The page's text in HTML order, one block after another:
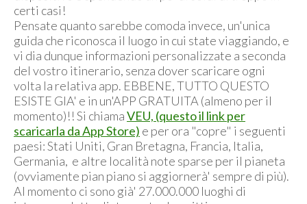
certi casi!
Pensate quanto sarebbe comoda invece, un'unica
guida che riconosca il luogo in cui state viaggiando, e
vi dia dunque informazioni personalizzate a seconda
del vostro itinerario, senza dover scaricare ogni
volta la relativa app. EBBENE, TUTTO QUESTO
ESISTE GIA' e in un'APP GRATUITA (almeno per il
momento)!! Si chiamaVEU, (questo il link per
scaricarla da App Store) e per ora "copre" i seguenti
paesi: Stati Uniti, Gran Bretagna, Francia, Italia,
Germania, e altre località note sparse per il pianeta
(ovviamente pian piano si aggiornerà' sempre di più).
Al momento ci sono già' 27.000.000 luoghi di